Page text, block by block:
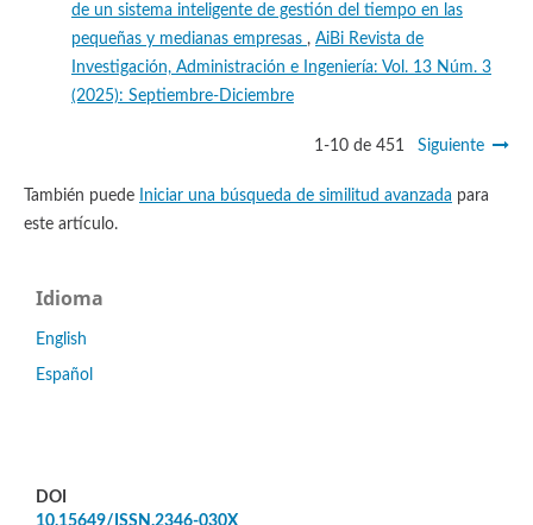
de un sistema inteligente de gestión del tiempo en las
pequeñas y medianas empresas , AiBi Revista de
Investigación, Administración e Ingeniería: Vol. 13 Núm. 3
(2025): Septiembre-Diciembre
1-10 de 451 Siguiente
También puede Iniciar una búsqueda de similitud avanzada para
este artículo.
Idioma
English
Español
DOI